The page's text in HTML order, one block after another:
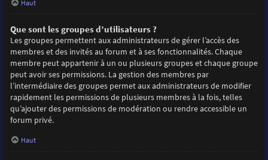
Haut
Que sont les groupes d’utilisateurs ?
Les groupes permettent aux administrateurs de gérer l’accès des
membres et des invités au forum et à ses fonctionnalités. Chaque
membre peut appartenir à un ou plusieurs groupes et chaque groupe
peut avoir ses permissions. La gestion des membres par
l’intermédiaire des groupes permet aux administrateurs de modifier
rapidement les permissions de plusieurs membres à la fois, telles
qu’ajouter des permissions de modération ou rendre accessible un
forum privé.
Haut